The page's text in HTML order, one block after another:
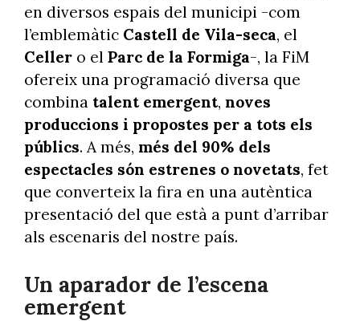
en diversos espais del municipi -com
l’emblemàtic Castell de Vila-seca, el
Celler o elParc de la Formiga-, la FiM
ofereix una programació diversa que
combina talent emergent,noves
produccions i propostes per a tots els
públics. A més, més del 90% dels
espectacles són estrenes o novetats, fet
que converteix la fira en una autèntica
presentació del que està a punt d’arribar
als escenaris del nostre país.
Un aparador de l’escena
emergent